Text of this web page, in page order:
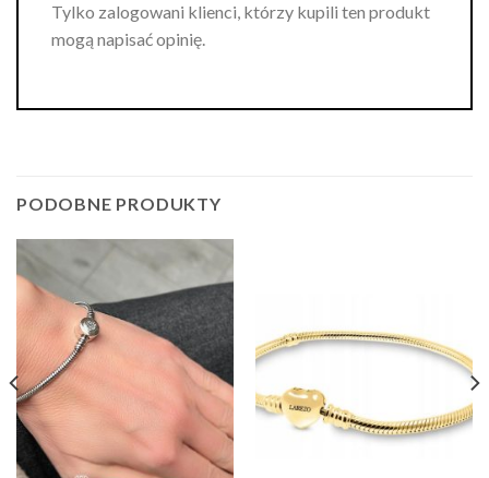
Tylko zalogowani klienci, którzy kupili ten produkt
mogą napisać opinię.
PODOBNE PRODUKTY